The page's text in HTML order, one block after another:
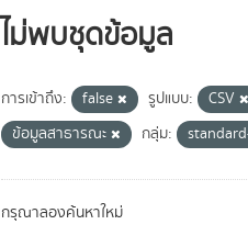
ไม่พบชุดข้อมูล
การเข้าถึง: false รูปแบบ: CSV
ข้อมูลสาธารณะ
กลุ่ม:
กรุณาลองค้นหาใหม่